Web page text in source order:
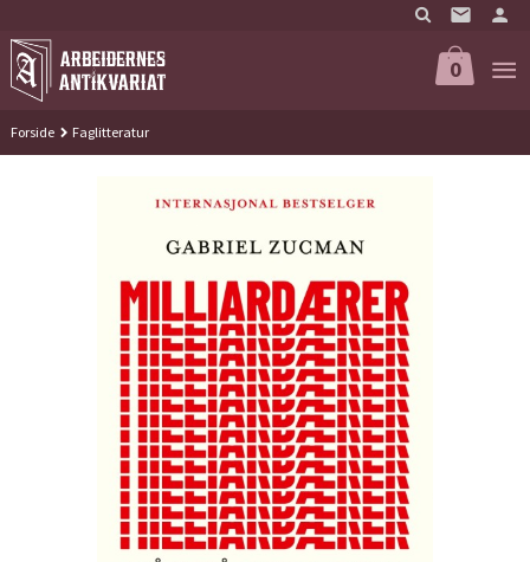
til
innholdet
0
Forside Faglitteratur